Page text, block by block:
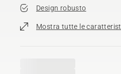
Design robusto
Mostra tutte le